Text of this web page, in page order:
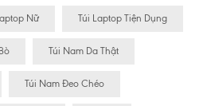
Nữ Túi Laptop Tiện Dụng
Túi Nam Da Thật
Túi Nam Đeo Chéo